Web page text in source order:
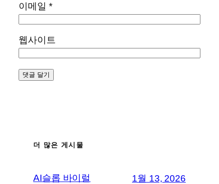
이메일 *
웹사이트
더 많은 게시물
AI슬롭 바이럴 1월 13, 2026